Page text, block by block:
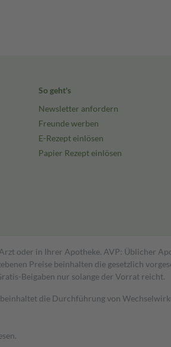
So geht's
Newsletter anfordern
Freunde werben
E-Rezept einlösen
Papier Rezept einlösen
oder in Ihrer Apotheke. AVP: Üblicher
Preise beinhalten die gesetzlich
Beigaben nur solange der Vorrat reicht.
die Durchführung von